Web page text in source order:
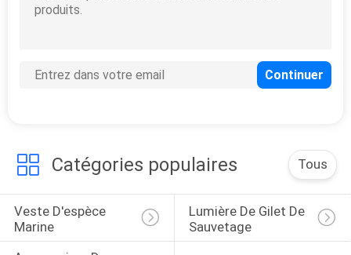
calage
10
Catégories populaires Tous
Veste D'espèce
Marine
Lumière De Gilet De
Sauvetage